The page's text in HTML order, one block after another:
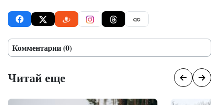
Комментарии (0)
Читай еще